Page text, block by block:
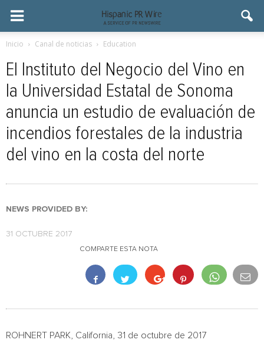
Inicio Canal de noticias Education
El Instituto del Negocio del Vino en
la Universidad Estatal de Sonoma
anuncia un estudio de evaluación de
incendios forestales de la industria
del vino en la costa del norte
NEWS PROVIDED BY:
31 OCTUBRE 2017
COMPARTE ESTA NOTA
ROHNERT PARK, California , 31 de octubre de 2017